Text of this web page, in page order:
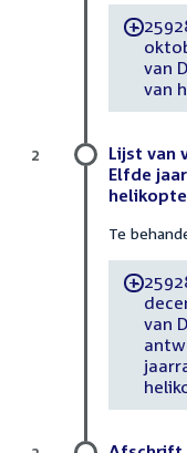
-
van
van
Lijst van
Elfde
Te
-
van
2